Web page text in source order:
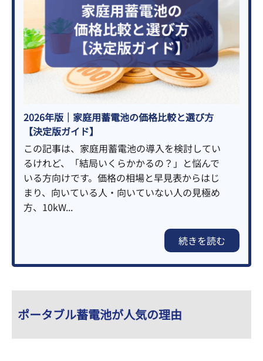
2026年版｜家庭用蓄電池の価格比較と選び方
【決定版ガイド】
この記事は、家庭用蓄電池の導入を検討してい
るけれど、「結局いくらかかるの？」と悩んで
いる方向けです。価格の相場と早見表からはじ
まり、向いている人・向いていない人の見極め
方、10kW...
続きを読む
ポータブル蓄電池が人気の理由